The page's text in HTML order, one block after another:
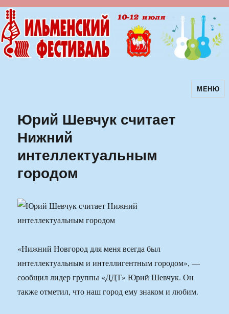
Ильменский фестиваль авторскойМЕНЮ
Юрий Шевчук считает
Нижний
интеллектуальным
городом
«Нижний Новгород для меня всегда был
интеллектуальным и интеллигентным городом», —
сообщил лидер группы «ДДТ» Юрий Шевчук. Он
также отметил, что наш город ему знаком и любим.